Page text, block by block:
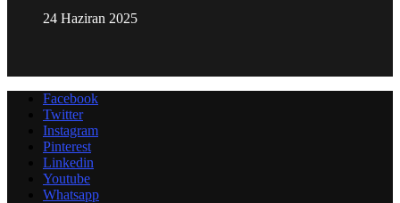
24 Haziran 2025
Facebook
Twitter
Instagram
Pinterest
Linkedin
Youtube
Whatsapp